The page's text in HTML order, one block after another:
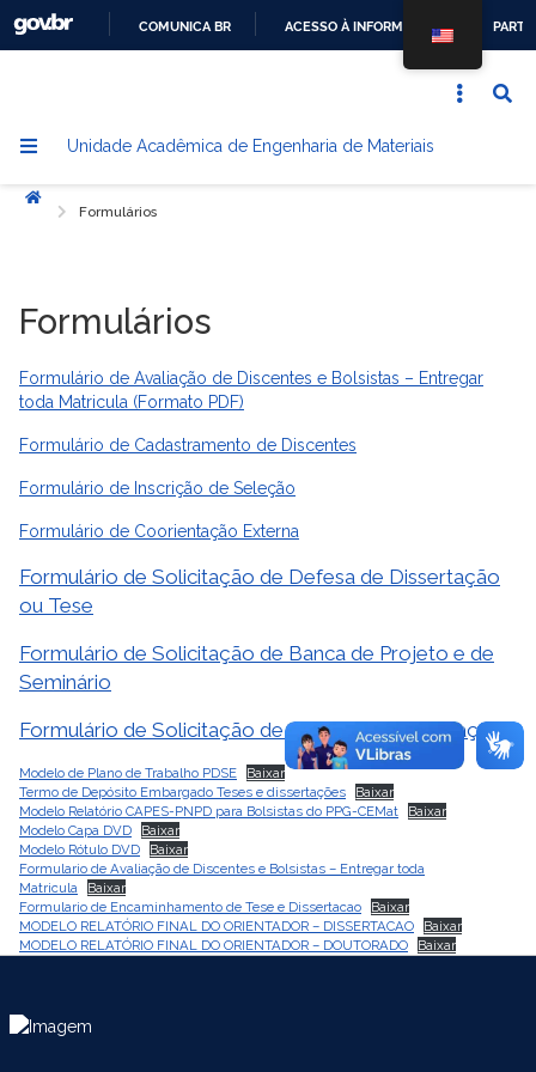
CONTEÚDO
COMUNICA BR ACESSO À INFORMAÇÃO
Unidade Acadêmica de Engenharia de Materiais
Início
Formulários
Formulários
Formulário de Avaliação de Discentes e Bolsistas – Entregar
toda Matricula (Formato PDF)
Formulário de Cadastramento de Discentes
Formulário de Inscrição de Seleção
Formulário de Coorientação Externa
Formulário de Solicitação de Defesa de Dissertação
ou Tese
Formulário de Solicitação de Banca de Projeto e de
Seminário
Formulário de Solicitação de Defesa de Qualificação
Modelo de Plano de Trabalho PDSE
Baixar
Termo de Depósito Embargado Teses e dissertações
Baixar
Modelo Relatório CAPES-PNPD para Bolsistas do PPG-CEMat
Baixar
Modelo Capa DVD
Baixar
Modelo Rótulo DVD
Baixar
Formulario de Avaliação de Discentes e Bolsistas – Entregar toda
Matricula
Baixar
Formulario de Encaminhamento de Tese e Dissertacao
Baixar
MODELO RELATÓRIO FINAL DO ORIENTADOR – DISSERTACAO
Baixar
MODELO RELATÓRIO FINAL DO ORIENTADOR – DOUTORADO
Baixar